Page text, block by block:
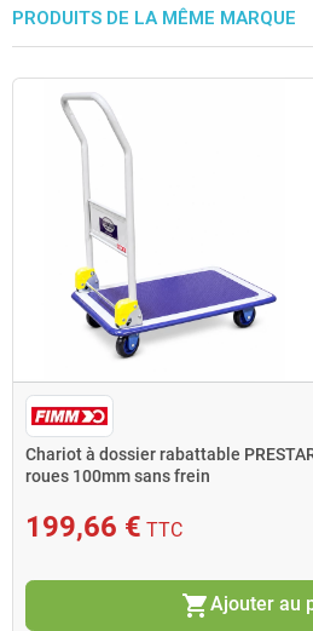
PRODUITS DE LA MÊME MARQUE
Chariot à dossier rabattable
roues 100mm sans frein
199,66 € TTC
shopping_cartAjouter au